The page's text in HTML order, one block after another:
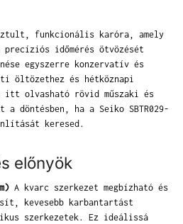
funkcionális karóra, amely
időmérés ötvözését
egyszerre konzervatív és
öltözethez és hétköznapi
itt olvasható rövid műszaki és
döntésben, ha a Seiko SBTR029-
keresed.
előnyök
A kvarc szerkezet megbízható és
kevesebb karbantartást
szerkezetek. Ez ideálissá